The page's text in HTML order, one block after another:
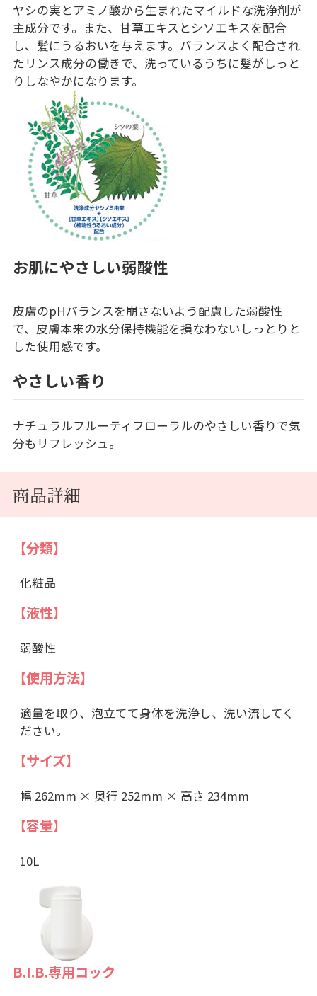
ヤシの実とアミノ酸から生まれたマイルドな洗浄剤が
主成分です。また、甘草エキスとシソエキスを配合
し、髪にうるおいを与えます。バランスよく配合され
たリンス成分の働きで、洗っているうちに髪がしっと
りしなやかになります。
お肌にやさしい弱酸性
皮膚のpHバランスを崩さないよう配慮した弱酸性
で、皮膚本来の水分保持機能を損なわないしっとりと
した使用感です。
やさしい香り
ナチュラルフルーティフローラルのやさしい香りで気
分もリフレッシュ。
商品詳細
【分類】
化粧品
【液性】
弱酸性
【使用方法】
適量を取り、泡立てて身体を洗浄し、洗い流してく
ださい。
【サイズ】
幅 262mm × 奥行 252mm × 高さ 234mm
【容量】
10L
B.I.B.専用コック